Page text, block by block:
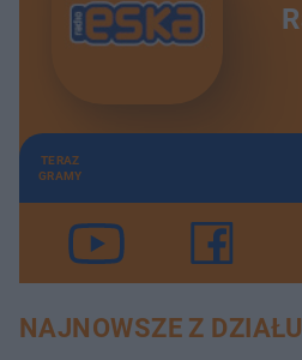
TERAZ
GRAMY
NAJNOWSZE Z